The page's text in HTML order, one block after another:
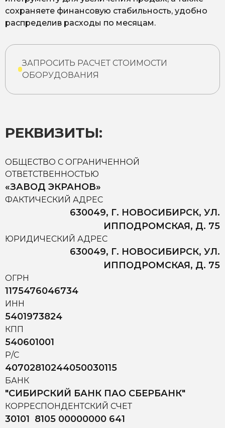
сохраняете финансовую стабильность, удобно
распределив расходы по месяцам.
ЗАПРОСИТЬ РАСЧЕТ СТОИМОСТИ
ОБОРУДОВАНИЯ
РЕКВИЗИТЫ:
ОБЩЕСТВО С ОГРАНИЧЕННОЙ
ОТВЕТСТВЕННОСТЬЮ
«ЗАВОД ЭКРАНОВ»
ФАКТИЧЕСКИЙ АДРЕС
630049, Г. НОВОСИБИРСК, УЛ.
ИППОДРОМСКАЯ, Д. 75
ЮРИДИЧЕСКИЙ АДРЕС
630049, Г. НОВОСИБИРСК, УЛ.
ИППОДРОМСКАЯ, Д. 75
ОГРН
1175476046734
ИНН
5401973824
КПП
540601001
Р/С
40702810244050030115
БАНК
"СИБИРСКИЙ БАНК ПАО СБЕРБАНК"
КОРРЕСПОНДЕНТСКИЙ СЧЕТ
30101 8105 00000000 641